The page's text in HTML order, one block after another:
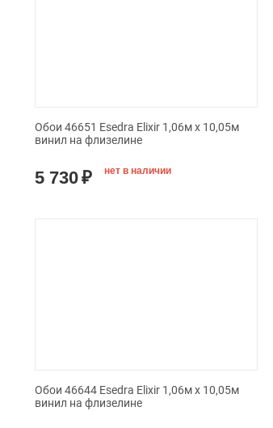
Обои 46651 Esedra Elixir 1,06м х 10,05м
винил на флизелине
5 730₽ нет в наличии
Обои 46644 Esedra Elixir 1,06м х 10,05м
винил на флизелине